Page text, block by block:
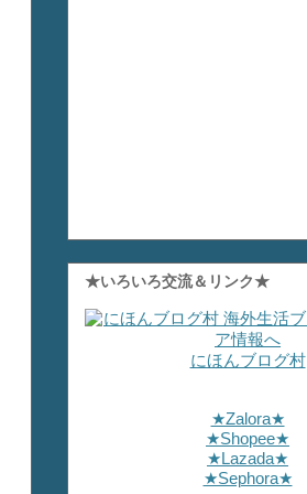
★いろいろ交流＆リンク★
にほんブログ村
★Zalora★
★Shopee★
★Lazada★
★Sephora★